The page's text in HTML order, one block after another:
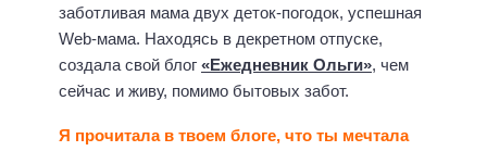
заботливая мама двух деток-погодок, успешная
Web-мама. Находясь в декретном отпуске,
создала свой блог «Ежедневник Ольги», чем
сейчас и живу, помимо бытовых забот.
Я прочитала в твоем блоге, что ты мечтала